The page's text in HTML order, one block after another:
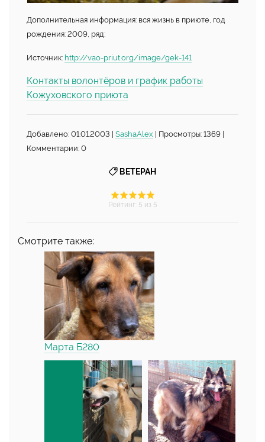
Дополнительная информация: вся жизнь в приюте, год
рождения: 2009, ряд:
Источник: http://vao-priut.org/image/gek-141
Контакты волонтёров и график работы
Кожуховского приюта
Добавлено: 01.01.2003 | SashaAlex | Просмотры: 1369 |
Комментарии: 0
ВЕТЕРАН
Рейтинг: 5 из 5
Смотрите также:
Марта Б280